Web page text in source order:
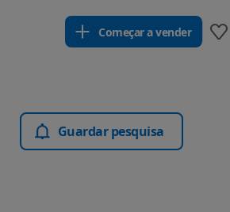
Começar a vender
Guardar pesquisa